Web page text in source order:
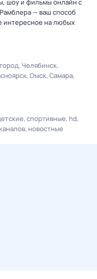
шоу и фильмы онлайн с
— ваш способ
интересное на любых
Челябинск
Омск Самара
спортивные hd
новостные